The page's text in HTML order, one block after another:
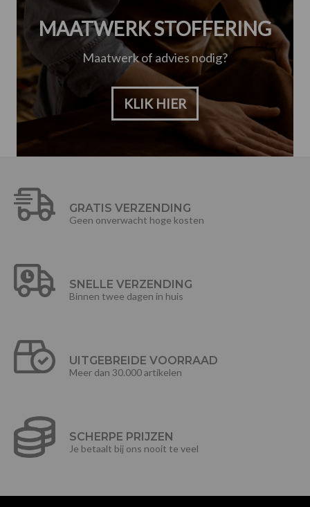
MAATWERK STOFFERING
Maatwerk of advies nodig?
KLIK HIER
GRATIS VERZENDING
Geen onverwacht hoge kosten
SNELLE VERZENDING
Binnen twee dagen in huis
UITGEBREIDE VOORRAAD
Meer dan 30.000 artikelen
SCHERPE PRIJZEN
Je betaalt bij ons nooit te veel